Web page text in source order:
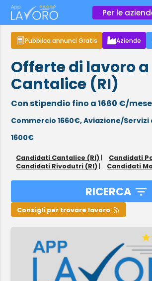
Per le
Pubblica annunci Gratis Aziende
Offerte di lavoro a
Cantalice (RI)
Con stipendio fino a 1660 €/mese
Commercio 1660€,Aviazione/
1600€
Candidati Cantalice (RI) | Candidati
Candidati Rivodutri (RI) | Candidati
RICERCA
Consigli per trovare lavoro